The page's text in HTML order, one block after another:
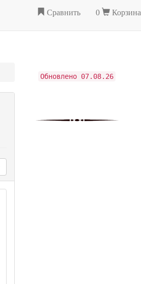
Сравнить 0 Корзина
Обновлено 07.08.26